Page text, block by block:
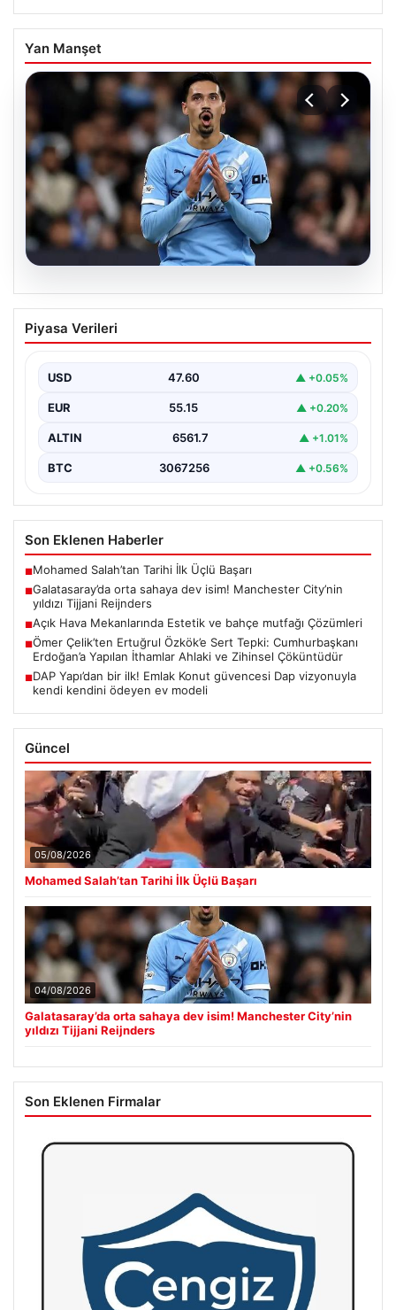
Yan Manşet
04.08.2026
Galatasaray’da orta sahaya dev isim!
Manchester City’nin yıldızı Tijjani
Piyasa Verileri
USD 47.60 ▲ +0.05%
EUR 55.15 ▲ +0.20%
ALTIN 6561.7 ▲ +1.01%
BTC 3067256 ▲ +0.56%
Son Eklenen Haberler
■Mohamed Salah’tan Tarihi İlk Üçlü Başarı
■Galatasaray’da orta sahaya dev isim! Manchester City’nin
yıldızı Tijjani Reijnders
■Açık Hava Mekanlarında Estetik ve bahçe mutfağı Çözümleri
■Ömer Çelik’ten Ertuğrul Özkök’e Sert Tepki: Cumhurbaşkanı
Erdoğan’a Yapılan İthamlar Ahlaki ve Zihinsel Çöküntüdür
■DAP Yapı’dan bir ilk! Emlak Konut güvencesi Dap vizyonuyla
kendi kendini ödeyen ev modeli
Güncel
05/08/2026
Mohamed Salah’tan Tarihi İlk Üçlü Başarı
04/08/2026
Galatasaray’da orta sahaya dev isim! Manchester City’nin
yıldızı Tijjani Reijnders
Son Eklenen Firmalar